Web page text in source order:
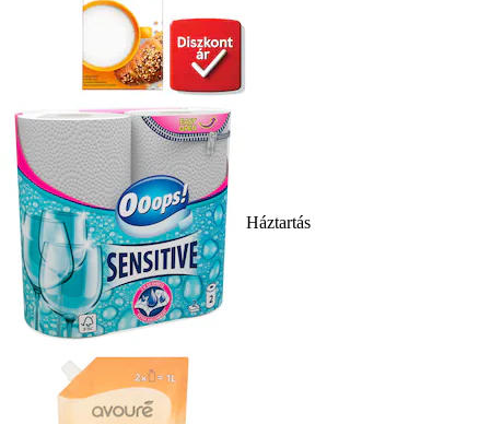
Háztartás